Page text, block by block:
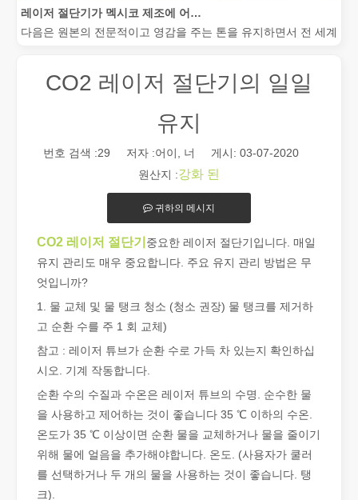
다음은 원본의 전문적이고 영감을 주는 톤을 유지하면서 전 세계
2026 가이드: 파이버 레이저 튜브 절단기가 파이프 제조를 혁신하
CO2 레이저 절단기의 일일
유지
번호 검색 :29 저자 :어이, 너 게시: 03-07-2020
원산지 :강화 된
귀하의 메시지
CO2 레이저 절단기 중요한 레이저 절단기입니다. 매일
유지 관리도 매우 중요합니다. 주요 유지 관리 방법은 무
엇입니까?
1. 물 교체 및 물 탱크 청소 (청소 권장) 물 탱크를 제거하
고 순환 수를 주 1 회 교체)
참고 : 레이저 튜브가 순환 수로 가득 차 있는지 확인하십
시오. 기계 작동합니다.
순환 수의 수질과 수온은 레이저 튜브의 수명. 순수한 물
을 사용하고 제어하는 ​​것이 좋습니다 35 ℃ 이하의 수온.
온도가 35 ℃ 이상이면 순환 물을 교체하거나 물을 줄이기
위해 물에 얼음을 추가해야합니다. 온도. (사용자가 쿨러
를 선택하거나 두 개의 물을 사용하는 것이 좋습니다. 탱
크).